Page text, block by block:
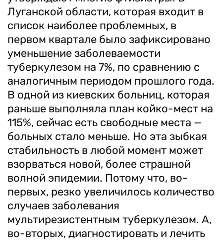
Луганской области, которая входит в
список наиболее проблемных, в
первом квартале было зафиксировано
уменьшение заболеваемости
туберкулезом на 7%, по сравнению с
аналогичным периодом прошлого года.
В одной из киевских больниц, которая
раньше выполняла план койко-мест на
115%, сейчас есть свободные места —
больных стало меньше. Но эта зыбкая
стабильность в любой момент может
взорваться новой, более страшной
волной эпидемии. Потому что, во-
первых, резко увеличилось количество
случаев заболевания
мультирезистентным туберкулезом. А,
во-вторых, диагностировать и лечить